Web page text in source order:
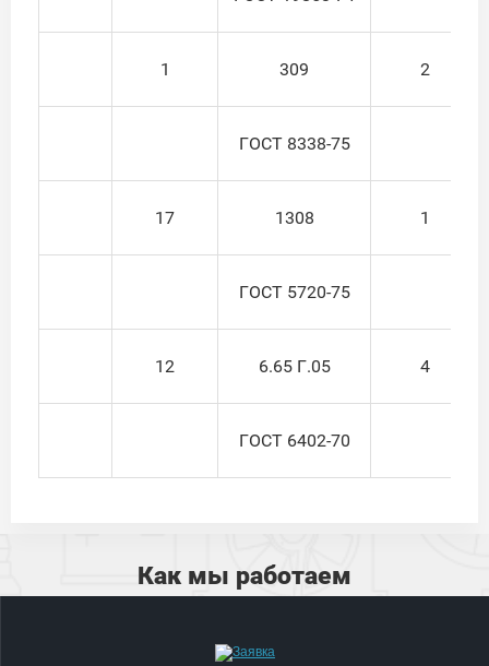
1 309 2
ГОСТ 8338-75
17 1308 1
ГОСТ 5720-75
12 6.65 Г.05 4
ГОСТ 6402-70
Как мы работаем